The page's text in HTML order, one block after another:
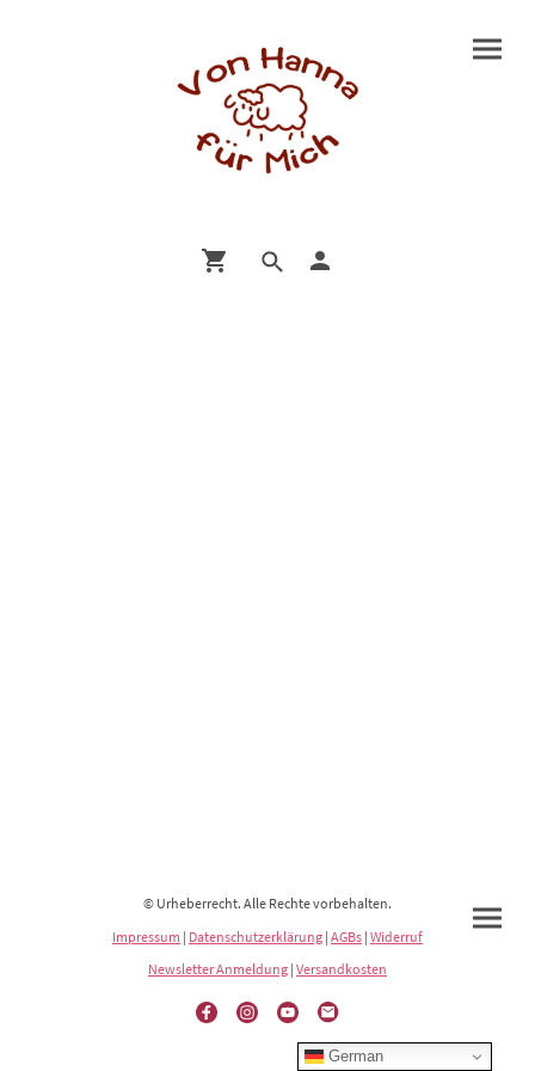
© Urheberrecht. Alle Rechte vorbehalten.
Impressum | Datenschutzerklärung | AGBs | Widerruf
Newsletter Anmeldung | Versandkosten
German